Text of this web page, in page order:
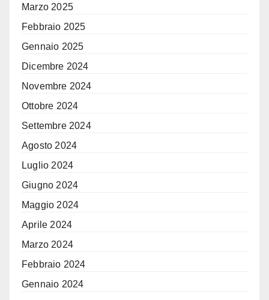
Marzo 2025
Febbraio 2025
Gennaio 2025
Dicembre 2024
Novembre 2024
Ottobre 2024
Settembre 2024
Agosto 2024
Luglio 2024
Giugno 2024
Maggio 2024
Aprile 2024
Marzo 2024
Febbraio 2024
Gennaio 2024